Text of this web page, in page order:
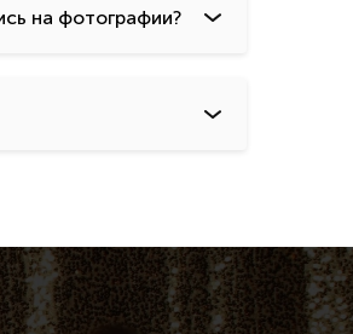
на фотографии?